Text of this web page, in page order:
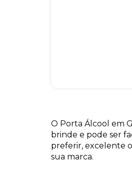
O Porta Álcool em
brinde e pode ser
preferir, excelente
sua marca.